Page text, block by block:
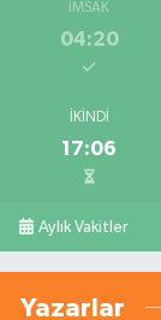
İMSAK
04:20
İKINDI
17:06
Aylık Vakitler
Yazarlar